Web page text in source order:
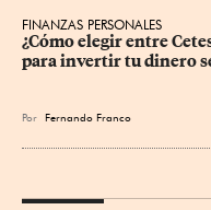
FINANZAS PERSONALES
¿Cómo elegir entre
para invertir tu dinero
Por Fernando Franco